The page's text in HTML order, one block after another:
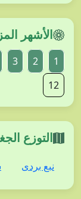
الأشهر
1
2
3
12
التوزع
نبع بردى